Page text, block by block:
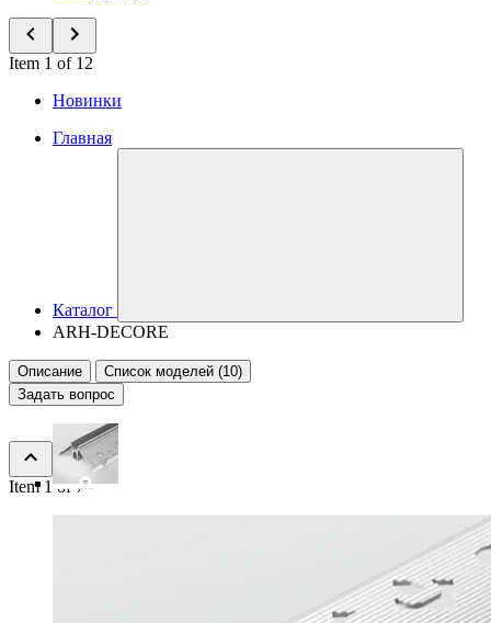
Item 1 of 12
Новинки
Главная
Каталог
ARH-DECORE
Описание
Список моделей (10)
Задать вопрос
Item 1 of 7